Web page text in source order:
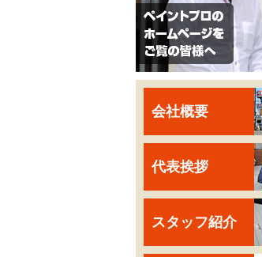
会社概要
代表挨拶
スタッフ紹介